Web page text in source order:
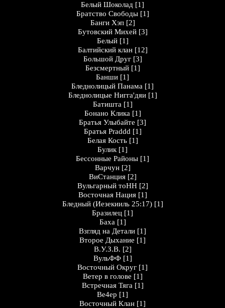
Белый Шоколад [1]
Братство Свободы [1]
Банги Хэп [2]
Бутовский Михей [3]
Белый [1]
Балтийский клан [12]
Большой Друг [3]
Безсмертный [1]
Банши [1]
Бледнолицый Панама [1]
Бледнолицые Нигга'дяи [1]
Батишта [1]
Бонано Клика [1]
Братья Улыбайте [3]
Братья Praddd [1]
Белая Кость [1]
Булик [1]
Бессонные Районы [1]
Варчун [2]
ВиСтанция [2]
Вульгарный тоНН [2]
Восточная Нация [1]
Бледный (Иезекииль 25:17) [1]
Бразилец [1]
Баха [1]
Взгляд на Детали [1]
Второе Дыхание [1]
В.У.З.В. [2]
ВульФФ [1]
Восточный Округ [1]
Ветер в голове [1]
Встречная Тяга [1]
Ве4ер [1]
Восточный Клан [1]